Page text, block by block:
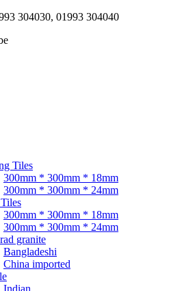
304030, 01993 304040
Tiles
300mm * 300mm * 18mm
300mm * 300mm * 24mm
300mm * 300mm * 18mm
300mm * 300mm * 24mm
granite
Bangladeshi
China imported